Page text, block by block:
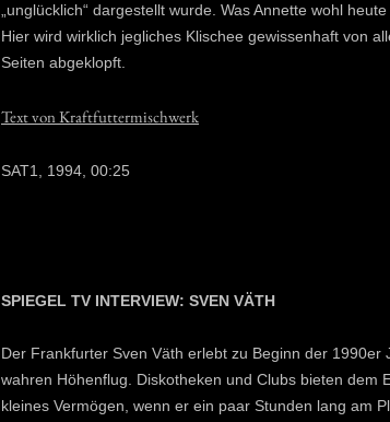
„unglücklich“ dargestellt wurde. Was Annette wohl
Hier wird wirklich jegliches Klischee gewissenhaft von
Seiten abgeklopft.
Text von Kraftfuttermischwerk
SAT1, 1994, 00:25
SPIEGEL TV INTERVIEW: SVEN VÄTH
Der Frankfurter Sven Väth erlebt zu Beginn der 1990er
wahren Höhenflug. Diskotheken und Clubs bieten dem
kleines Vermögen, wenn er ein paar Stunden lang am